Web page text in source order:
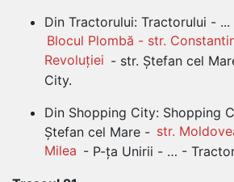
Din Tractorului: Tractorului -
Blocul Plombă - str.
Revoluției - str. Ștefan cel
City.
Din Shopping City: Shopping
Ștefan cel Mare - str.
Milea - P-ța Unirii - … -